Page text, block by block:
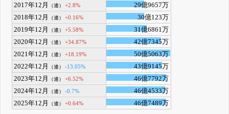
2017年12月
（連） +2.8%
29億9657万
2018年12月
（連） +0.16%
30億123万
2019年12月
（連） +5.58%
31億6861万
2020年12月
（連） +34.87%
42億7345万
2021年12月
（連） +18.19%
50億5063万
2022年12月
（連） -13.05%
43億9145万
2023年12月
（連） +6.52%
46億7792万
2024年12月
（連） -0.7%
46億4533万
2025年12月
（連） +0.64% 46億7489万